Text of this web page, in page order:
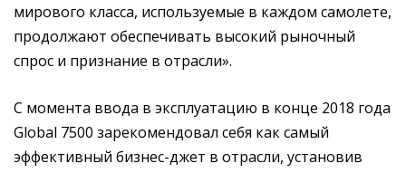
мирового класса, используемые в каждом самолете,
продолжают обеспечивать высокий рыночный
спрос и признание в отрасли».
С момента ввода в эксплуатацию в конце 2018 года
Global 7500 зарекомендовал себя как самый
эффективный бизнес-джет в отрасли, установив